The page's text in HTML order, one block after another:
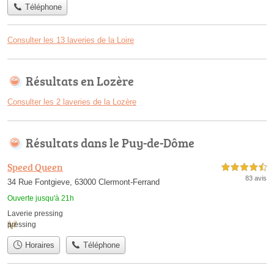
Téléphone
Consulter les 13 laveries de la Loire
Résultats en Lozère
Consulter les 2 laveries de la Lozère
Résultats dans le Puy-de-Dôme
Speed Queen
34 Rue Fontgieve, 63000 Clermont-Ferrand
Ouverte jusqu'à 21h
4,5 étoiles sur 5
83 avis
Laverie pressing
pressing
Horaires Téléphone